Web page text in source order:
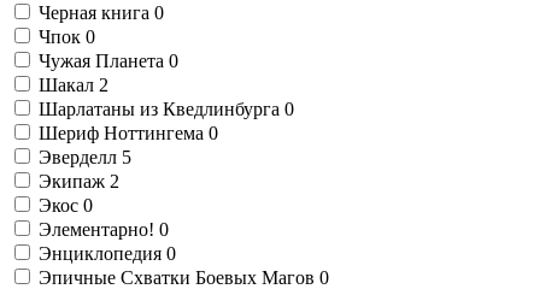
Черная книга 0
Чпок 0
Чужая Планета 0
Шакал 2
Шарлатаны из Кведлинбурга 0
Шериф Ноттингема 0
Эверделл 5
Экипаж 2
Экос 0
Элементарно! 0
Энциклопедия 0
Эпичные Схватки Боевых Магов 0